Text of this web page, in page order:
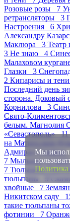
Розовые розы 7
ретрансляторы 3
Настроения 6
Александру
Маклюра 3
3 Не знаю 4
Малаховом
Глазки 3
2 Кипарисы и
Последний день
сторона. Доковый
Корнилова 3
Свято-
белым. Магнолия
«Севастополь» 11
на Матросском
Адмирал
7 Мыльные
7 Тюльпаны
тюльпаны 9
хвойные 7
Никитском саду
такие тюльпаны
фотинии 7
Мы
Политика